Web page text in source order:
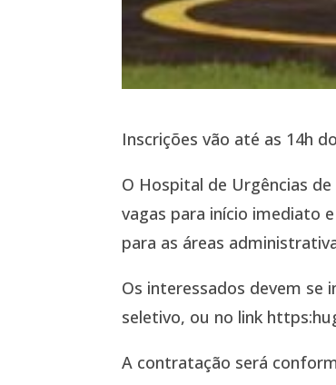
Inscrições vão até as 14h
O Hospital de Urgências
vagas para início imediato
para as áreas
Os interessados devem se
seletivo, ou no link
A contratação será